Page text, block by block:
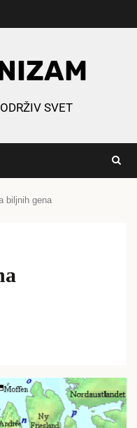
SVET
biljnih gena